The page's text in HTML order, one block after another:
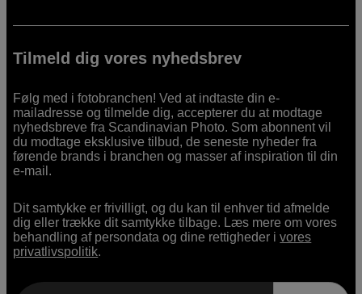
Tilmeld dig vores nyhedsbrev
Følg med i fotobranchen! Ved at indtaste din e-
mailadresse og tilmelde dig, accepterer du at modtage
nyhedsbreve fra Scandinavian Photo. Som abonnent vil
du modtage eksklusive tilbud, de seneste nyheder fra
førende brands i branchen og masser af inspiration til din
e-mail.
Dit samtykke er frivilligt, og du kan til enhver tid afmelde
dig eller trække dit samtykke tilbage. Læs mere om vores
behandling af persondata og dine rettigheder ivores
privatlivspolitik.